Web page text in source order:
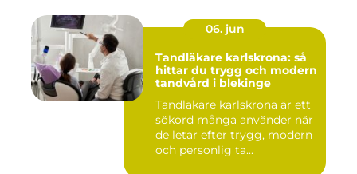
06. jun
Tandläkare karlskrona: så
hittar du trygg och modern
tandvård i blekinge
Tandläkare karlskrona är ett
sökord många använder när
de letar efter trygg, modern
och personlig ta...